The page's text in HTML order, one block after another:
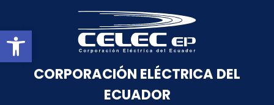
Abrir barra de herramientas
CORPORACIÓN ELÉCTRICA DEL
ECUADOR